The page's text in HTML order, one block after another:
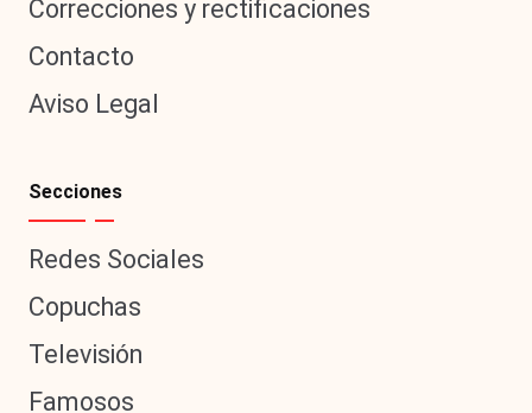
Correcciones y rectificaciones
Contacto
Aviso Legal
Secciones
Redes Sociales
Copuchas
Televisión
Famosos